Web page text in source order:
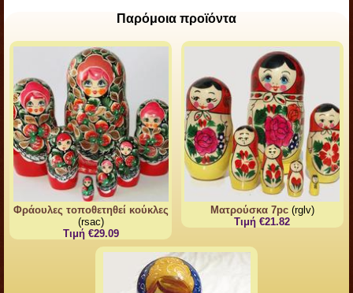
Παρόμοια προϊόντα
Φράουλες τοποθετηθεί κούκλες
(rsac)
Τιμή €29.09
Ματρούσκα 7pc(rglv)
Τιμή €21.82